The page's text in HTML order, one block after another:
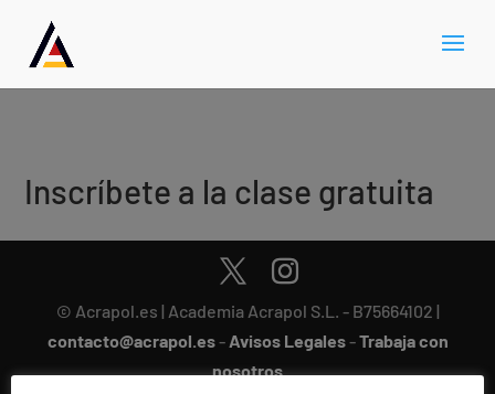
Inscríbete a la clase gratuita
© Acrapol.es | Academia Acrapol S.L. - B75664102 |
contacto@acrapol.es- Avisos Legales-Trabaja con
nosotros